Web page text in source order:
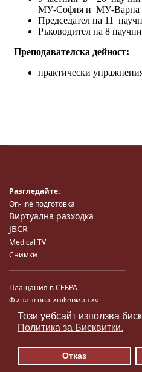
Този уебсайт използва
Политика за Бисквитки.
Отказ
Разгледайте:
On-line подготовка
Виртуална разходка
JBCR
Medical TV
Снимки
Плащания в СЕБРА
Финансова информация
Система за финансово упр-е и
контрол
Търгове по ЗДС